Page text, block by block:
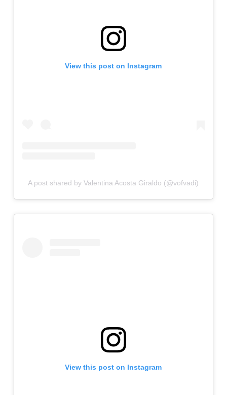
View this post on Instagram
A post shared by Valentina Acosta Giraldo (@vofvadi)
View this post on Instagram